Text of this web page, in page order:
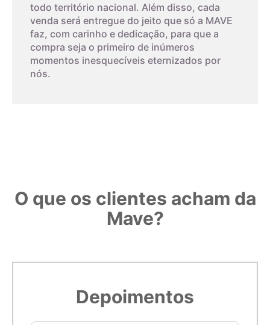
todo território nacional. Além disso, cada
venda será entregue do jeito que só a MAVE
faz, com carinho e dedicação, para que a
compra seja o primeiro de inúmeros
momentos inesquecíveis eternizados por
nós.
O que os clientes acham da
Mave?
Depoimentos